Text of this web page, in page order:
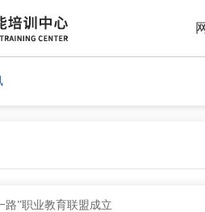
路”职业教育联盟成立